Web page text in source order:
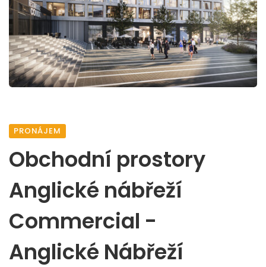
PRONÁJEM
Obchodní prostory
Anglické nábřeží
Commercial -
Anglické Nábřeží